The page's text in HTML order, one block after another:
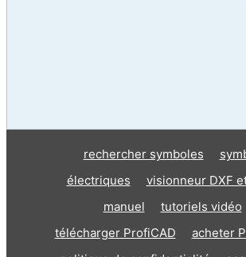
rechercher symboles
électriques
visionneur DXF
manuel
tutoriels vidéo
télécharger ProfiCAD
acheter